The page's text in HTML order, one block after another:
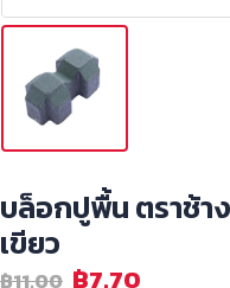
บล็อกปูพื้น ตราช้า
เขียว
฿11.00 ฿7.70